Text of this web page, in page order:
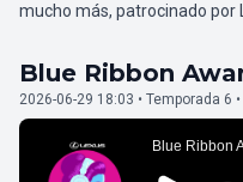
mucho más, patrocinado por
Blue Ribbon
2026-06-29 18:03 • Temporada 6